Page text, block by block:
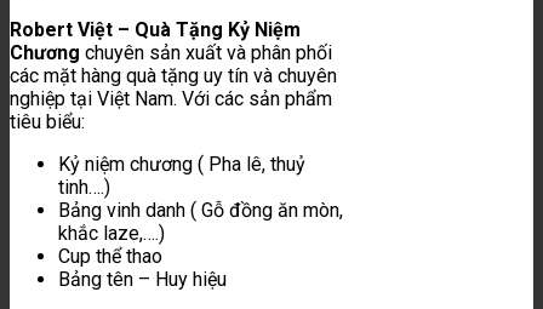
Robert Việt – Quà Tặng Kỷ Niệm
Chương chuyên sản xuất và phân phối
các mặt hàng quà tặng uy tín và chuyên
nghiệp tại Việt Nam. Với các sản phẩm
tiêu biểu:
Kỷ niệm chương ( Pha lê, thuỷ
tinh….)
Bảng vinh danh ( Gỗ đồng ăn mòn,
khắc laze,….)
Cup thể thao
Bảng tên – Huy hiệu